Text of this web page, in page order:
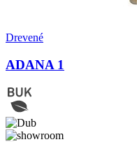
Drevené
ADANA 1